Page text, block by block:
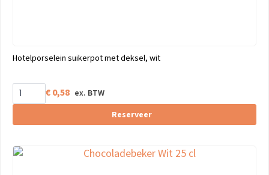
Hotelporselein suikerpot met deksel, wit
€0,58
Reserveer